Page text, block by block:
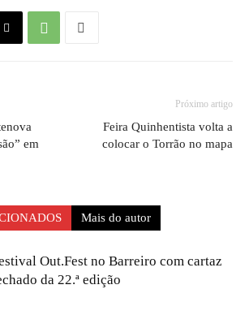
em
Próximo artigo
Feira Quinhentista volta a
colocar o Torrão no mapa
Mais do autor
Out.Fest no Barreiro com cartaz
da 22.ª edição